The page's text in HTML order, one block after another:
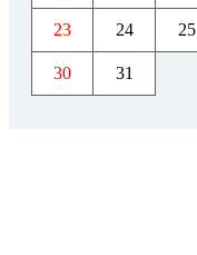
23 24 25
30 31